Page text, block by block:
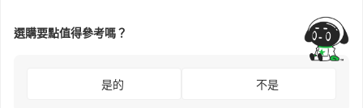
選購要點值得參考嗎？
是的 不是